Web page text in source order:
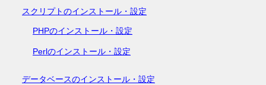
スクリプトのインストール・設定
PHPのインストール・設定
Perlのインストール・設定
データベースのインストール・設定